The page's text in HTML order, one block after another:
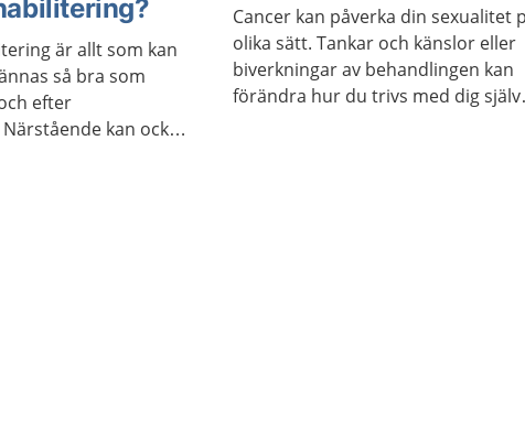
är allt som kan
så bra som
efter
kan också
Cancer kan påverka din sexualitet
olika sätt. Tankar och känslor eller
biverkningar av behandlingen kan
förändra hur du trivs med dig själv